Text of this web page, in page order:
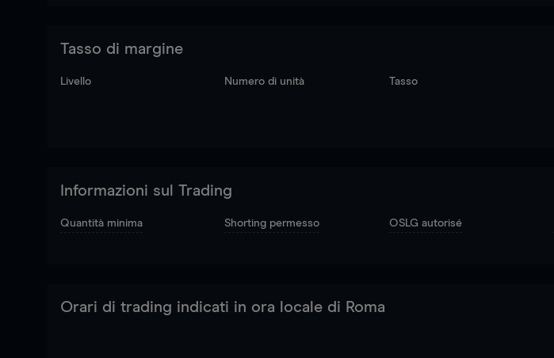
Tasso di margine
Livello Numero di unità Tasso
Informazioni sul Trading
Quantità minima Shorting permesso OSLG autorisé
Orari di trading indicati in ora locale di Roma